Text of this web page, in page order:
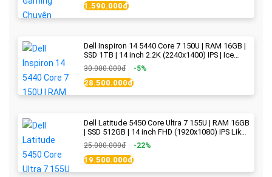
1.590.000đ
Dell Inspiron 14 5440 Core 7 150U | RAM 16GB |
SSD 1TB | 14 inch 2.2K (2240x1400) IPS | Ice
Blue - New Fullbox
30.000.000đ -5%
28.500.000đ
Dell Latitude 5450 Core Ultra 7 155U | RAM 16GB
| SSD 512GB | 14 inch FHD (1920x1080) IPS Like
new
25.000.000đ -22%
19.500.000đ